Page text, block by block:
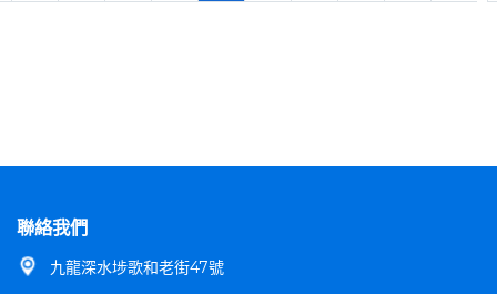
聯絡我們
九龍深水埗歌和老街47號